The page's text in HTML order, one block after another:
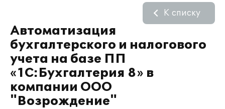
Автоматизация
бухгалтерского и налогового
учета на базе ПП
«1C:Бухгалтерия 8» в
компании ООО
"Возрождение"
К списку